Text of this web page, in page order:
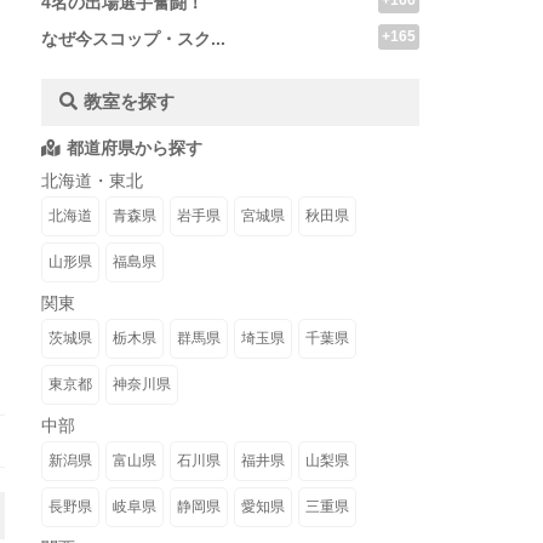
なぜ今スコップ・スク... +165
教室を探す
都道府県から探す
北海道・東北
北海道 青森県 岩手県 宮城県 秋田県
山形県 福島県
関東
茨城県 栃木県 群馬県 埼玉県 千葉県
東京都 神奈川県
中部
新潟県 富山県 石川県 福井県 山梨県
長野県 岐阜県 静岡県 愛知県 三重県